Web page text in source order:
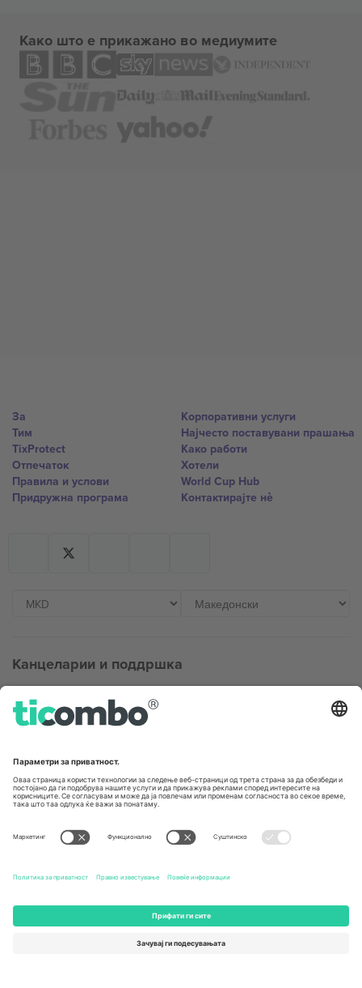
Како што е прикажано во медиумите
За
Тим
TixProtect
Отпечаток
Правила и услови
Придружна програма
Корпоративни услуги
Најчесто поставувани прашања
Како работи
Хотели
World Cup Hub
Контактирајте нѐ
Канцеларии и поддршка
Germany
Unter den Linden 24, 10117
167 City Road, London, Greater
United States
131 Continental Dr, Suite 305,
Newark, Delaware 19713, United
States
Switzerland
Engelberg, Switzerland
Bulgaria
Regus Sofia City West, bul
United Arab Emirates
UAE Dubai Silicon Oasis, DDP
Building A1, Office 302, Dubai,